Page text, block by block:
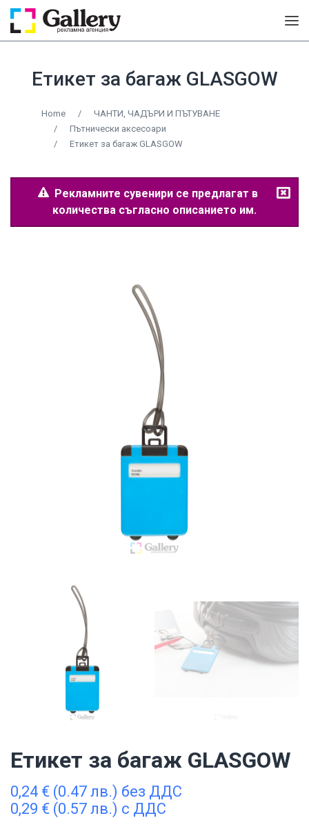
Етикет за багаж GLASGOW
Home /
ЧАНТИ, ЧАДЪРИ И ПЪТУВАНЕ
/
Пътнически аксесоари
/
Етикет за багаж GLASGOW
Рекламните сувенири се предлагат в
количества съгласно описанието им.
Етикет за багаж GLASGOW
0,24 € (0.47 лв.) без ДДС
0,29 € (0.57 лв.) с ДДС